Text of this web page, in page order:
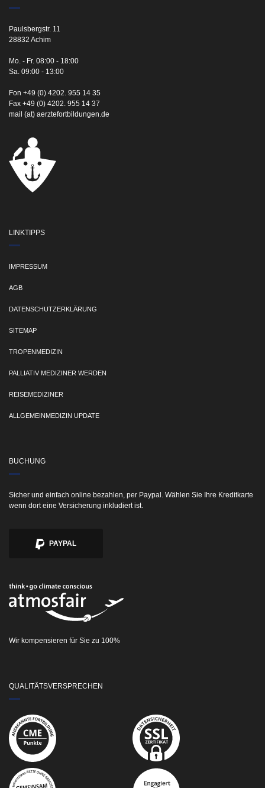
Paulsbergstr. 11
28832 Achim
Mo. - Fr. 08:00 - 18:00
Sa. 09:00 - 13:00
Fon +49 (0) 4202. 955 14 35
Fax +49 (0) 4202. 955 14 37
mail (at) aerztefortbildungen.de
LINKTIPPS
IMPRESSUM
AGB
DATENSCHUTZERKLÄRUNG
SITEMAP
TROPENMEDIZIN
PALLIATIV MEDIZINER WERDEN
REISEMEDIZINER
ALLGEMEINMEDIZIN UPDATE
BUCHUNG
Sicher und einfach online bezahlen, per Paypal. Wählen Sie Ihre Kreditkarte
wenn dort eine Versicherung inkludiert ist.
PAYPAL
Wir kompensieren für Sie zu 100%
QUALITÄTSVERSPRECHEN